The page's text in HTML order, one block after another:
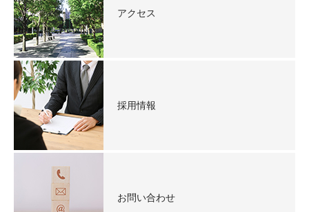
アクセス
採用情報
お問い合わせ